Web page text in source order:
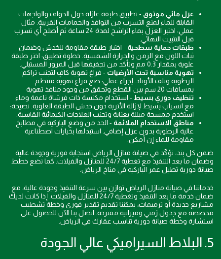
عزل مائي موثوق - تطبيق طبقة عازلة حول الحواف والواجهات
القابلة للماء لمنع التسرب من النوافذ والحمامات القريبة. مثال
عملي: اختبر العزل بماء الراشح لمدة 24 ساعة ثم أصلح أي تسرب
قبل التثبيت النهائي.
طبقات حماية سطحية - اختيار طبقة مقاومة للخدش وضمان
ثبات اللون مع الزمن والحرارة الشمسية. خطوة تطبيق: اختر طبقة
علوية بمقدار 0.3 مم وتأكد من تجفيفها قبل المرور المستبلي.
تهوية مناسبة تحت الأرضيات - فراغ تهوية كافٍ لتجنب تراكم
الرطوبة وتلف الأوتاد. إجراء عملي: ضع فراغ تهوية منتظم
بمسافات 20 سم بين القطع وتحقق من وجود منافذ تهوية
تنظيف دوري بسيط - استخدام مكنسة ذات فرشاة ناعمة وماء
مع انسياب بسيط لإزالة الأتربة دون خدش الطبقة العلوية. نصيحة:
استخدم ممسحة مبللة بعناية وتجنب العلاجات الكيمائية القاسية.
مناطق الاستخدام الملائمة - الحد من وضع الباركيه في مطابخ
عالية الرطوبة بدون عزل إضافي. استبدلها بخيارات اصطناعية
مقاومة للماء إن أمكن.
ضمن كل بند، نؤكّد في صيانة منازل الرياض استجابة فورية وجودة عالية
وضمان ما بعد التنفيذ مع تغطية 24/7 للمنازل والفيلات. كما نضع خطط
صيانة دورية تطيل عمر الباركيه في مناخ الرياض.
خدماتنا في صيانة منازل الرياض توازن بين سرعة التنفيذ وجودة عالية، مع
ضمان خدمة ما بعد التنفيذ وتغطية 24/7 للمنازل والفيلات. إذا كانت لديك
مشاريع جديدة أو ترميمات، يمكننا تقديم تقدير فوري وخطة تشطيب
مخصصة مع جدول زمني وميزانية مقترحة. اتصل بنا الآن للحصول على
استشارة وخطة صيانة دورية تناسب عقارك في الرياض.
5. البلاط السيراميكي عالي الجودة